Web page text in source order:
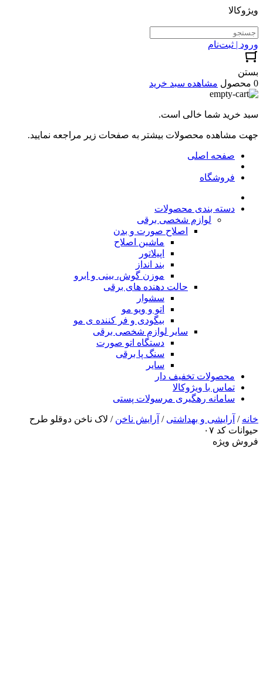
ویژوکالا
ورود | ثبت‌نام
بستن
0 محصول
مشاهده سبد خرید
سبد خرید شما خالی است.
جهت مشاهده محصولات بیشتر به صفحات زیر مراجعه نمایید.
صفحه اصلی
فروشگاه
دسته بندی محصولات
لوازم شخصی برقی
اصلاح صورت و بدن
ماشین اصلاح
اپیلاتور
بند انداز
موزن گوش، بینی و ابرو
حالت دهنده های برقی
سشوار
اتو و ویو مو
بیگودی و فر کننده ی مو
سایر لوازم شخصی برقی
دستگاه اتو صورت
سنگ پا برقی
سایر
محصولات تخفیف دار
تماس با ویژوکالا
سامانه رهگیری مرسولات پستی
خانه / آرایشی و بهداشتی / آرایش ناخن / لاک ناخن دوقلو طرح
حیوانات کد ۰۷
فروش ویژه